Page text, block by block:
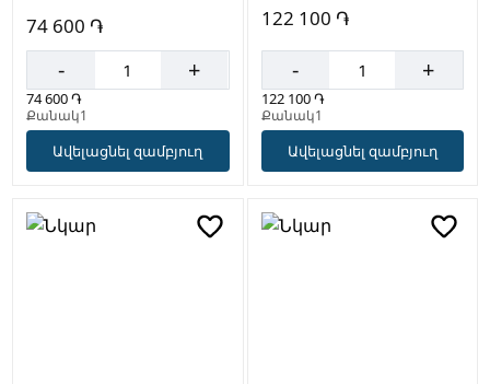
74 600 ֏
- +
74 600 ֏
Քանակ1
Ավելացնել զամբյուղ
122 100 ֏
- +
122 100 ֏
Քանակ1
Ավելացնել զամբյուղ